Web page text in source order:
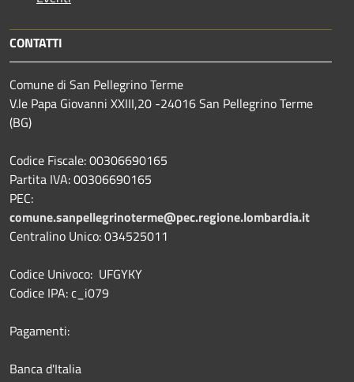
CONTATTI
Comune di San Pellegrino Terme
V.le Papa Giovanni XXIII,20 -24016 San Pellegrino Terme
(BG)
Codice Fiscale: 00306690165
Partita IVA: 00306690165
PEC:
comune.sanpellegrinoterme@pec.regione.lombardia.it
Centralino Unico: 034525011
Codice Univoco: UFGYKY
Codice IPA: c_i079
Pagamenti:
Banca d'Italia